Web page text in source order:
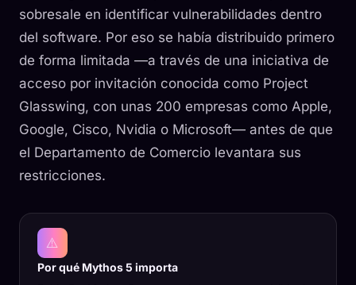
sobresale en identificar vulnerabilidades dentro
del software. Por eso se había distribuido primero
de forma limitada —a través de una iniciativa de
acceso por invitación conocida como Project
Glasswing, con unas 200 empresas como Apple,
Google, Cisco, Nvidia o Microsoft— antes de que
el Departamento de Comercio levantara sus
restricciones.
⚠️
Por qué Mythos 5 importa